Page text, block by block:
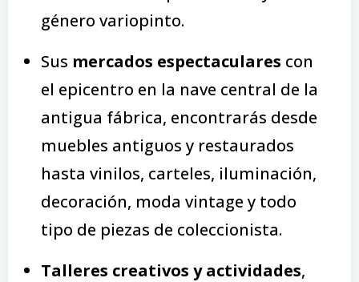
género variopinto.
Sus mercados espectaculares con
el epicentro en la nave central de la
antigua fábrica, encontrarás desde
muebles antiguos y restaurados
hasta vinilos, carteles, iluminación,
decoración, moda vintage y todo
tipo de piezas de coleccionista.
Talleres creativos y actividades,